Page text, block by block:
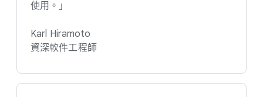
使用。​」
Karl Hiramoto
資深​軟件​工程師